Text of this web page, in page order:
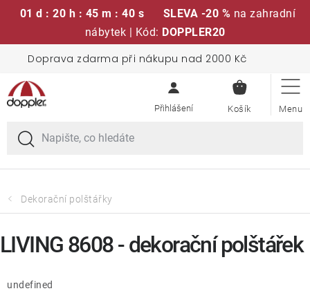
01 d : 20 h : 45 m : 39 s SLEVA -20 % na zahradní
nábytek | Kód: DOPPLER20
obsah
Doprava zdarma při nákupu nad 2000 Kč
KOŠÍK
Sedací soupravy
Slunečníky
Křesla a židle
Dekorační polštářky
undefined
LIVING 8608 - dekorační polštářek